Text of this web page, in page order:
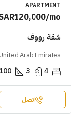
APARTMENT
SAR120,000/mo
شقة رووف
United Arab Emirates
4
3
2100
اتصل